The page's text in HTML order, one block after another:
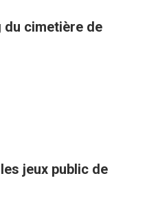
cimetière de
jeux public de